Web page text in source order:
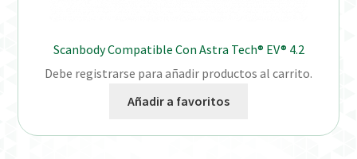
Scanbody Compatible Con Astra Tech® EV® 4.2
Debe registrarse para añadir productos al carrito.
Añadir a favoritos